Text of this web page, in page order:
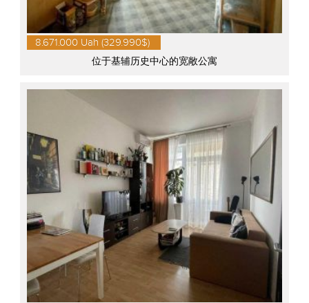
8.671.000 Uah (329.990$)
位于基辅历史中心的宽敞公寓